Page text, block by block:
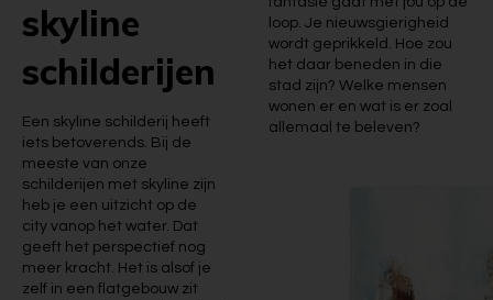
skyline
schilderijen
Een skyline schilderij heeft
iets betoverends. Bij de
meeste van onze
schilderijen met skyline zijn
heb je een uitzicht op de
city vanop het water. Dat
geeft het perspectief nog
meer kracht. Het is alsof je
zelf in een flatgebouw zit
loop. Je nieuwsgierigheid
wordt geprikkeld. Hoe zou
het daar beneden in die
stad zijn? Welke mensen
wonen er en wat is er zoal
allemaal te beleven?